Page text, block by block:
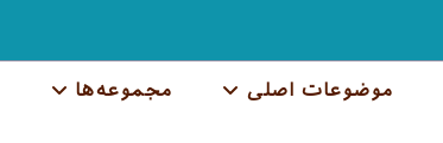
موضوعات اصلی مجموعه‌ها